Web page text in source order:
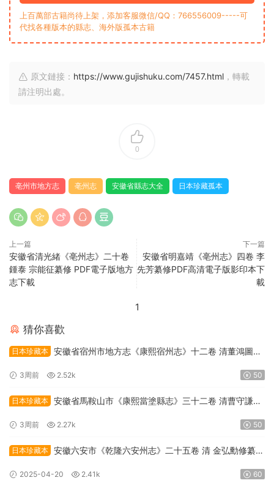
上百萬部古籍尚待上架，添加客服微信/QQ：766556009-----可
代找各種版本的縣志、海外版孤本古籍
原文鏈接： https://www.gujishuku.com/7457.html ，轉載
請注明出處。
0
亳州市地方志 亳州志 安徽省縣志大全 日本珍藏孤本
上一篇
安徽省清光緒《亳州志》二十卷
鍾泰 宗能征纂修 PDF電子版地方
志下載
下一篇
安徽省明嘉靖《亳州志》四卷 李
先芳纂修PDF高清電子版影印本下
載
1
猜你喜歡
日本珍藏本 安徽省宿州市地方志《康熙宿州志》十二卷 清董鴻圖修
3周前 2.52k 50
日本珍藏本 安徽省馬鞍山市《康熙當塗縣志》三十二卷 清曹守謙修
3周前 2.27k 50
日本珍藏本 安徽六安市《乾隆六安州志》二十五卷 清 金弘勳修纂
2025-04-20 2.41k 60